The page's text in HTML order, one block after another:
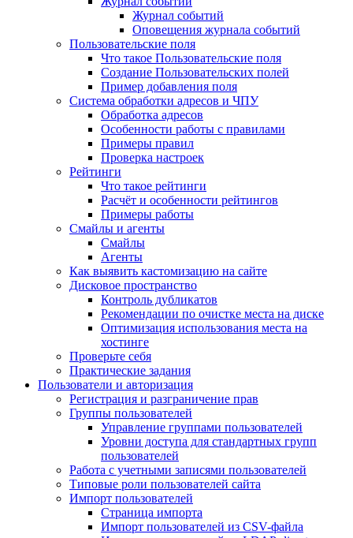
Журнал событий
Оповещения журнала событий
Пользовательские поля
Что такое Пользовательские поля
Создание Пользовательских полей
Пример добавления поля
Система обработки адресов и ЧПУ
Обработка адресов
Особенности работы с правилами
Примеры правил
Проверка настроек
Рейтинги
Что такое рейтинги
Расчёт и особенности рейтингов
Примеры работы
Смайлы и агенты
Смайлы
Агенты
Как выявить кастомизацию на сайте
Дисковое пространство
Контроль дубликатов
Рекомендации по очистке места на диске
Оптимизация использования места на
хостинге
Проверьте себя
Практические задания
Пользователи и авторизация
Регистрация и разграничение прав
Группы пользователей
Управление группами пользователей
Уровни доступа для стандартных групп
пользователей
Работа с учетными записями пользователей
Типовые роли пользователей сайта
Импорт пользователей
Страница импорта
Импорт пользователей из CSV-файла